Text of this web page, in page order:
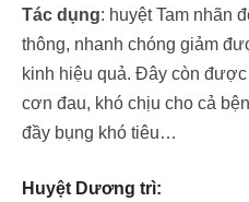
Tác dụng: huyệt Tam nhãn
thông, nhanh chóng giảm
kinh hiệu quả. Đây còn
cơn đau, khó chịu cho cả
đầy bụng khó tiêu…
Huyệt Dương trì: